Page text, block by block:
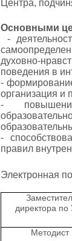
Центра,
Основными
-
духовно-
поведения в
-
организация и
- повышение
-
правил
Электронная
директора
Методист